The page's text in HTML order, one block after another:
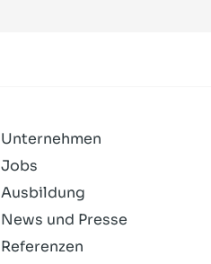
Unternehmen
Jobs
Ausbildung
News und Presse
Referenzen